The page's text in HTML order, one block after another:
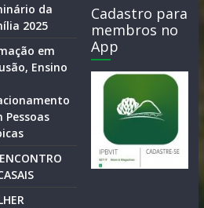
da
2025
em
Ensino
Pessoas
Cadastro para
membros no
App